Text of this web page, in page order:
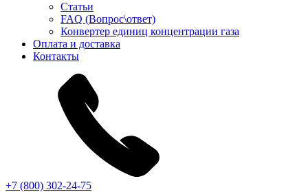
Статьи
FAQ (Вопрос\ответ)
Конвертер единиц концентрации газа
Оплата и доставка
Контакты
+7 (800) 302-24-75